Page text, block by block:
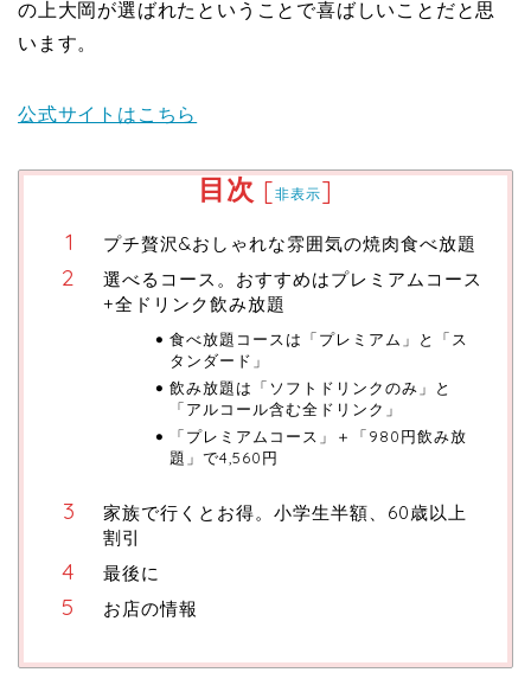
の上大岡が選ばれたということで喜ばしいことだと思
います。
公式サイトはこちら
目次 [非表示]
プチ贅沢&おしゃれな雰囲気の焼肉食べ放題
選べるコース。おすすめはプレミアムコース
+全ドリンク飲み放題
食べ放題コースは「プレミアム」と「ス
タンダード」
飲み放題は「ソフトドリンクのみ」と
「アルコール含む全ドリンク」
「プレミアムコース」＋「980円飲み放
題」で4,560円
家族で行くとお得。小学生半額、60歳以上
割引
最後に
お店の情報